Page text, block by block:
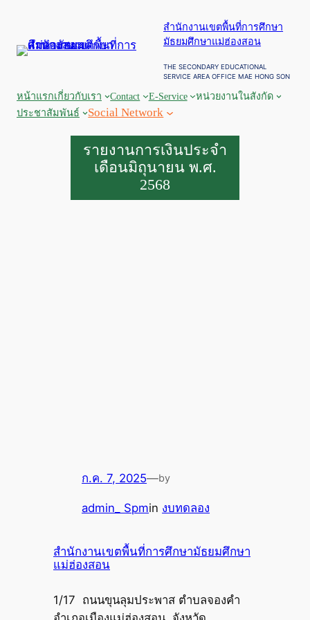
สำนักงานเขตพื้นที่การศึกษา
มัธยมศึกษาแม่ฮ่องสอน
THE SECONDARY EDUCATIONAL
SERVICE AREA OFFICE MAE HONG SON
หน้าแรกเกี่ยวกับเรา Contact E-Service
หน่วยงานในสังกัด
ประชาสัมพันธ์
Social Network
รายงานการเงินประจำ
เดือนมิถุนายน พ.ศ.
2568
ก.ค. 7, 2025—by
admin_ Spmin งบทดลอง
สำนักงานเขตพื้นที่การศึกษามัธยมศึกษา
แม่ฮ่องสอน
1/17 ถนนขุนลุมประพาส ตำบลจองคำ